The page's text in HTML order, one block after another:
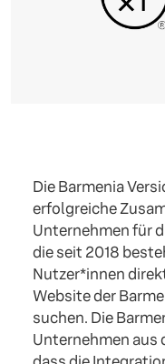
Die Barmenia
erfolgreiche
Unternehmen für
die seit 2018
Nutzer*innen
Website der
suchen. Die
Unternehmen aus